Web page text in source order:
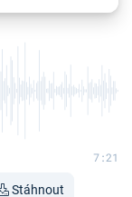
7:21
Stáhnout